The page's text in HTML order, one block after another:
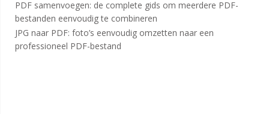
PDF samenvoegen: de complete gids om meerdere PDF-
bestanden eenvoudig te combineren
JPG naar PDF: foto’s eenvoudig omzetten naar een
professioneel PDF-bestand